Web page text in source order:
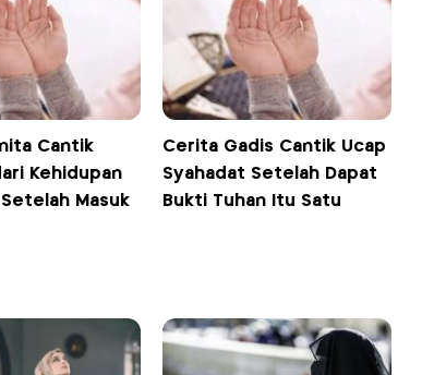
Cantik
Kehidupan
Masuk
Cerita Gadis Cantik Ucap
Syahadat Setelah Dapat
Bukti Tuhan Itu Satu